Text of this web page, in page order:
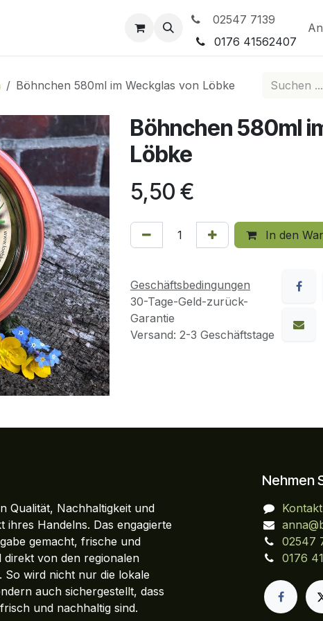
02547 7139
0176 41562407
Böhnchen 580ml im Weckglas von Löbke
Böhnchen 580ml
Löbke
5,50 €
In den
Geschäftsbedingungen
30-Tage-Geld-zurück-
Garantie
Versand: 2-3 Geschäftstage
Qualität, Nachhaltigkeit und
ihres Handelns. Das engagierte
gemacht, frische und
direkt von den regionalen
wird nicht nur die lokale
auch sichergestellt, dass
und nachhaltig sind.
Nehmen
Kontakt
02547
0176